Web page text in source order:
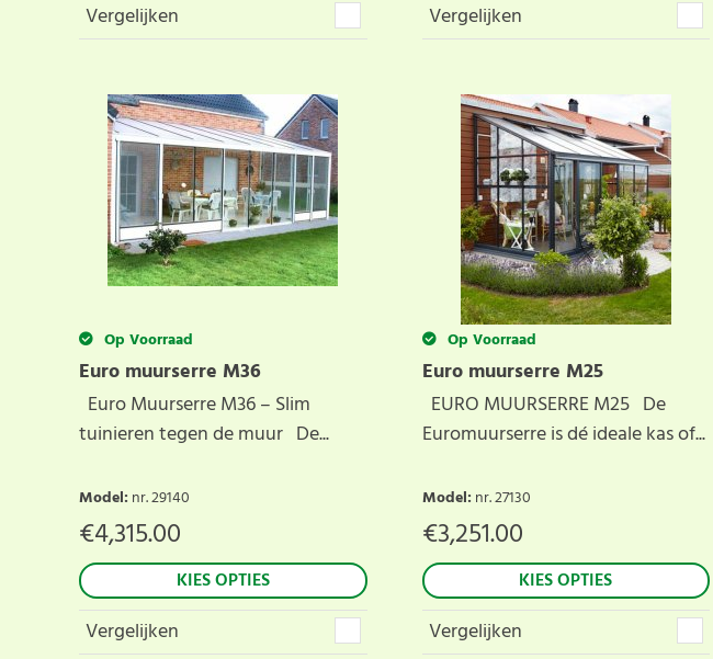
Vergelijken Vergelijken
Op Voorraad
Euro muurserre M36
Euro Muurserre M36 – Slim
tuinieren tegen de muur De...
Model: nr. 29140
€4,315.00
KIES OPTIES
Vergelijken
Op Voorraad
Euro muurserre M25
EURO MUURSERRE M25 De
Euromuurserre is dé ideale kas of...
Model: nr. 27130
€3,251.00
KIES OPTIES
Vergelijken